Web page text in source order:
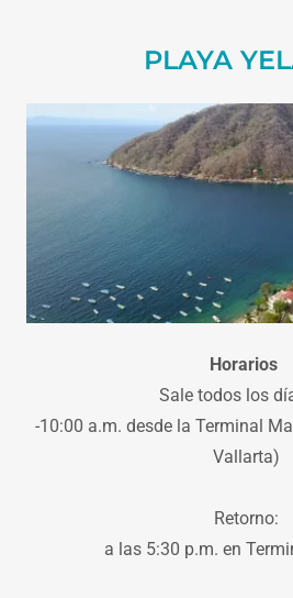
PLAYA
Horarios
Sale todos los
-10:00 a.m. desde la Terminal
Vallarta)
Retorno:
a las 5:30 p.m. en